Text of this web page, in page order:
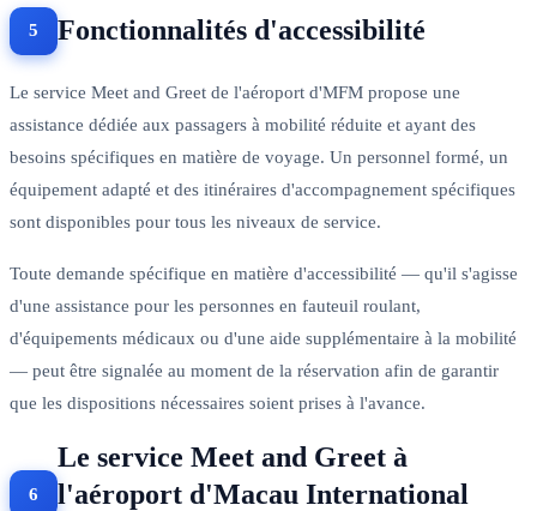
Fonctionnalités d'accessibilité
Le service Meet and Greet de l'aéroport d'MFM propose une
assistance dédiée aux passagers à mobilité réduite et ayant des
besoins spécifiques en matière de voyage. Un personnel formé, un
équipement adapté et des itinéraires d'accompagnement spécifiques
sont disponibles pour tous les niveaux de service.
Toute demande spécifique en matière d'accessibilité — qu'il s'agisse
d'une assistance pour les personnes en fauteuil roulant,
d'équipements médicaux ou d'une aide supplémentaire à la mobilité
— peut être signalée au moment de la réservation afin de garantir
que les dispositions nécessaires soient prises à l'avance.
Le service Meet and Greet à
l'aéroport d'Macau International